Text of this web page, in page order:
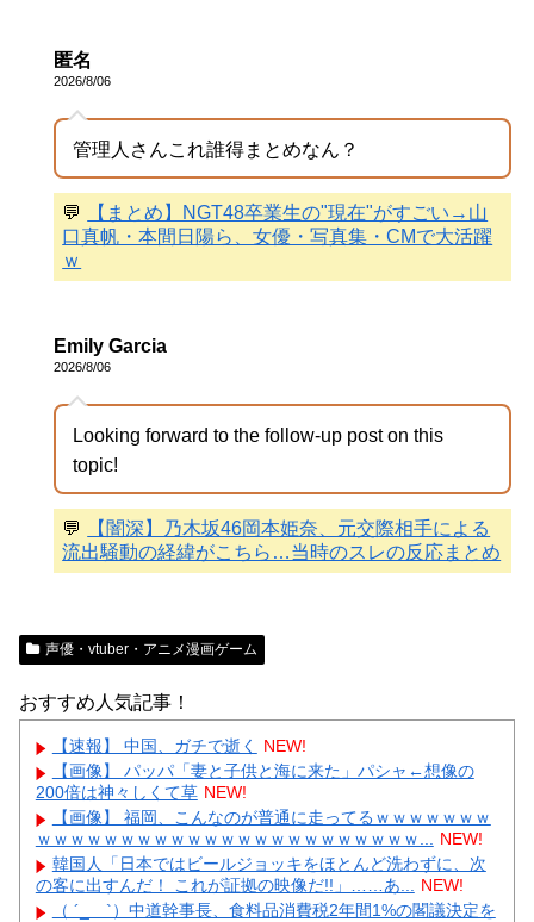
匿名
2026/8/06
管理人さんこれ誰得まとめなん？
💬
【まとめ】NGT48卒業生の"現在"がすごい→山
口真帆・本間日陽ら、女優・写真集・CMで大活躍
ｗ
Emily Garcia
2026/8/06
Looking forward to the follow-up post on this
topic!
💬
【闇深】乃木坂46岡本姫奈、元交際相手による
流出騒動の経緯がこちら…当時のスレの反応まとめ
声優・vtuber・アニメ漫画ゲーム
おすすめ人気記事！
【速報】 中国、ガチで逝く
NEW!
【画像】 パッパ「妻と子供と海に来た」パシャ←想像の
200倍は神々しくて草 NEW!
【画像】 福岡、こんなのが普通に走ってるｗｗｗｗｗｗｗ
ｗｗｗｗｗｗｗｗｗｗｗｗｗｗｗｗｗｗｗｗｗｗｗ... NEW!
韓国人「日本ではビールジョッキをほとんど洗わずに、次
の客に出すんだ！ これが証拠の映像だ!!」……あ... NEW!
（ ´_ゝ`）中道幹事長、食料品消費税2年間1%の閣議決定を